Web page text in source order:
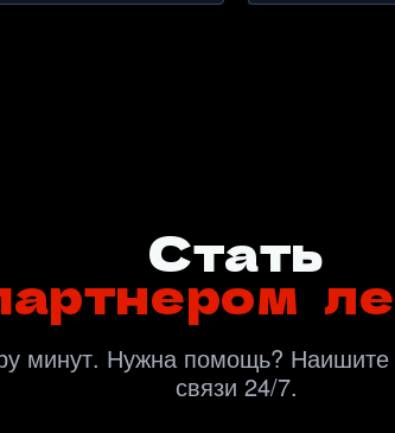
Стать
минут. Нужна помощь?
связи 24/7.